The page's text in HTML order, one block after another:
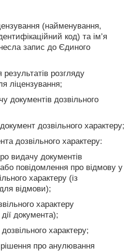
(найменування,
код) та ім’я
запис до Єдиного
розгляду
ліцензування;
документів дозвільного
дозвільного характеру;
дозвільного характеру:
видачу документів
повідомлення про відмову у
характеру (із
відмови);
характеру
документа);
характеру;
про анулювання